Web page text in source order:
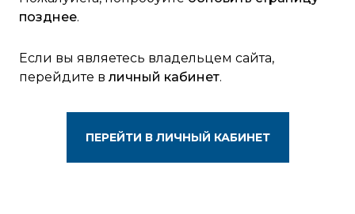
позднее.
Если вы являетесь владельцем сайта,
перейдите в личный кабинет.
ПЕРЕЙТИ В ЛИЧНЫЙ КАБИНЕТ